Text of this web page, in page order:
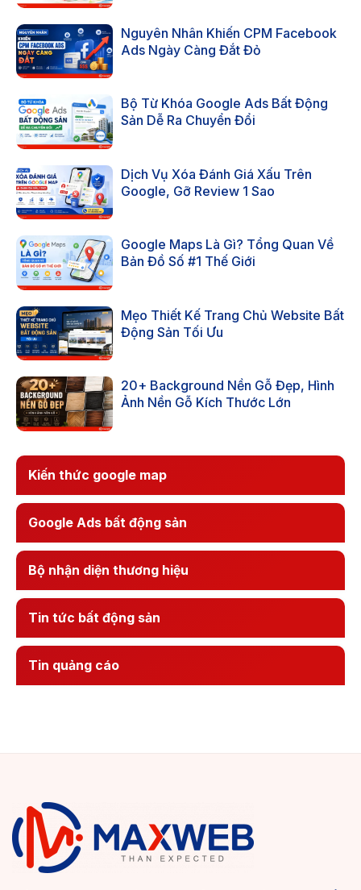
Nguyên Nhân Khiến CPM Facebook
Ads Ngày Càng Đắt Đỏ
Bộ Từ Khóa Google Ads Bất Động
Sản Dễ Ra Chuyển Đổi
Dịch Vụ Xóa Đánh Giá Xấu Trên
Google, Gỡ Review 1 Sao
Google Maps Là Gì? Tổng Quan Về
Bản Đồ Số #1 Thế Giới
Mẹo Thiết Kế Trang Chủ Website Bất
Động Sản Tối Ưu
20+ Background Nền Gỗ Đẹp, Hình
Ảnh Nền Gỗ Kích Thước Lớn
Kiến thức google map
Google Ads bất động sản
Bộ nhận diện thương hiệu
Tin tức bất động sản
Tin quảng cáo